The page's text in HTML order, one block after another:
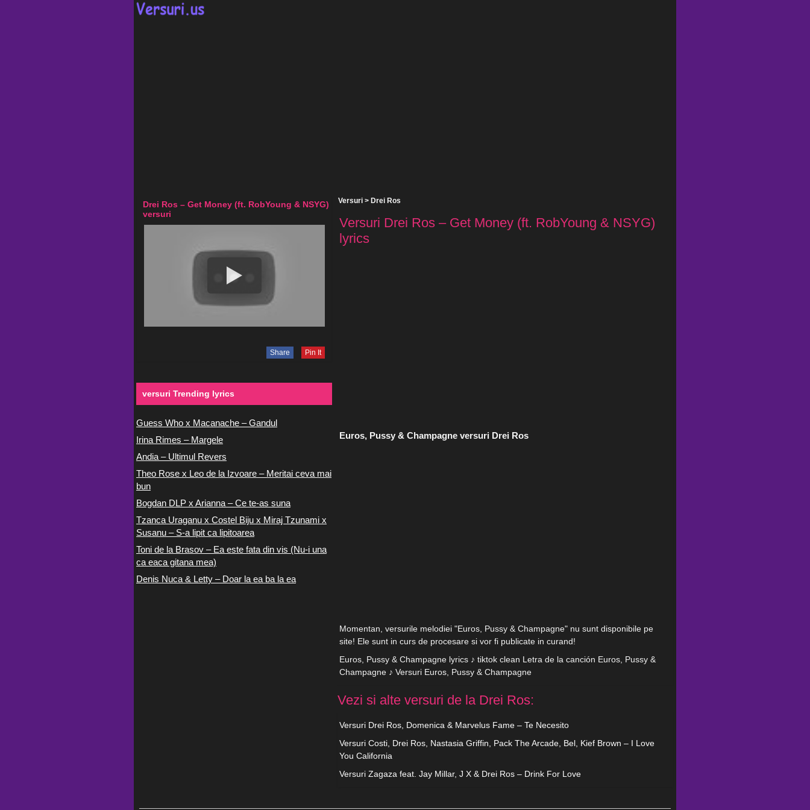
Versuri > Drei Ros
Versuri Drei Ros – Get Money (ft. RobYoung & NSYG)
lyrics
Euros, Pussy & Champagne versuri Drei Ros
Momentan, versurile melodiei "Euros, Pussy & Champagne" nu sunt disponibile pe
site! Ele sunt in curs de procesare si vor fi publicate in curand!
Euros, Pussy & Champagne lyrics ♪ tiktok clean Letra de la canción Euros, Pussy &
Champagne ♪ Versuri Euros, Pussy & Champagne
Vezi si alte versuri de la Drei Ros:
Versuri Drei Ros, Domenica & Marvelus Fame – Te Necesito
Versuri Costi, Drei Ros, Nastasia Griffin, Pack The Arcade, Bel, Kief Brown – I Love
You California
Versuri Zagaza feat. Jay Millar, J X & Drei Ros – Drink For Love
Drei Ros – Get Money (ft. RobYoung & NSYG)
versuri
Share Pin It
versuri Trending lyrics
Guess Who x Macanache – Gandul
Irina Rimes – Margele
Andia – Ultimul Revers
Theo Rose x Leo de la Izvoare – Meritai ceva mai
bun
Bogdan DLP x Arianna – Ce te-as suna
Tzanca Uraganu x Costel Biju x Miraj Tzunami x
Susanu – S-a lipit ca lipitoarea
Toni de la Brasov – Ea este fata din vis (Nu-i una
ca eaca gitana mea)
Denis Nuca & Letty – Doar la ea ba la ea